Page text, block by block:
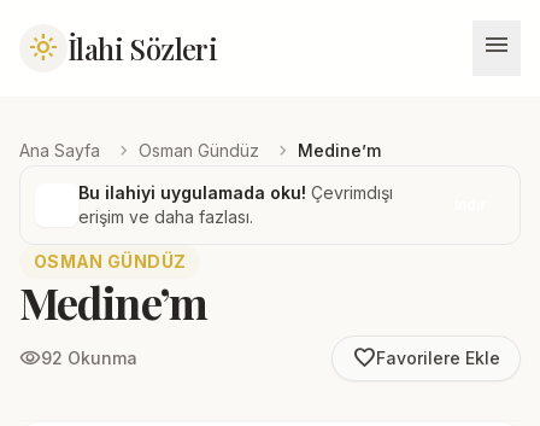
light_mode İlahi Sözleri menu
Ana Sayfa chevron_right Osman Gündüz chevron_right Medine’m
Bu ilahiyi uygulamada oku! Çevrimdışı
erişim ve daha fazlası.
OSMAN GÜNDÜZ
Medine’m
visibility92 Okunma favorite_borderFavorilere Ekle